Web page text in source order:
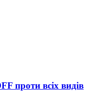
проти всіх видів